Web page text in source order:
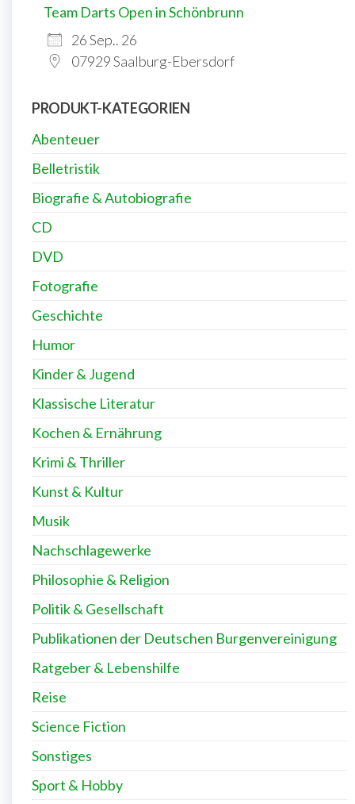
Team Darts Open in Schönbrunn
26 Sep.. 26
07929 Saalburg-Ebersdorf
PRODUKT-KATEGORIEN
Abenteuer
Belletristik
Biografie & Autobiografie
CD
DVD
Fotografie
Geschichte
Humor
Kinder & Jugend
Klassische Literatur
Kochen & Ernährung
Krimi & Thriller
Kunst & Kultur
Musik
Nachschlagewerke
Philosophie & Religion
Politik & Gesellschaft
Publikationen der Deutschen Burgenvereinigung
Ratgeber & Lebenshilfe
Reise
Science Fiction
Sonstiges
Sport & Hobby